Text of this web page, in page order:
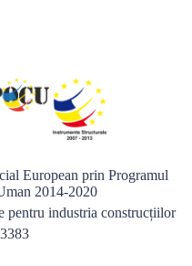
European prin Programul
2014-2020
pentru industria construcțiilor